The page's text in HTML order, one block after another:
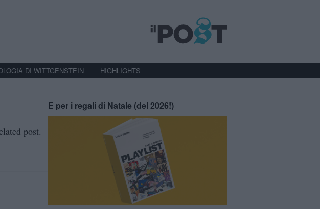
DI WITTGENSTEIN HIGHLIGHTS
post.
E per i regali di Natale (del 2026!)